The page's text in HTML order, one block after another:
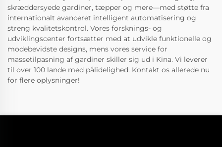
skræddersyede gardiner, tæpper og mere—med støtte fra
internationalt avanceret intelligent automatisering og
streng kvalitetskontrol. Vores forsknings- og
udviklingscenter fortsætter med at udvikle funktionelle og
modebevidste designs, mens vores service for
massetilpasning af gardiner skiller sig ud i Kina. Vi leverer
til over 100 lande med pålidelighed. Kontakt os allerede nu
for flere oplysninger!